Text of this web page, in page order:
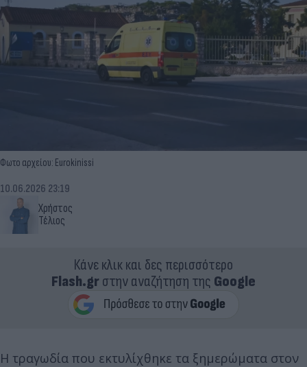
Φωτο αρχείου: Eurokinissi
Χρήστος
Τέλιος
10.06.2026 23:19
Κάνε κλικ και δες περισσότερο
Flash.grστην αναζήτηση της Google
Η τραγωδία που εκτυλίχθηκε τα ξημερώματα στον